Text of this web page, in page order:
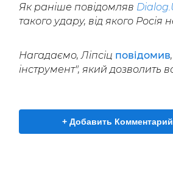
Як раніше повідомляв
такого удару, від якого Росія
Нагадаємо, Ліпсіц повідомив
інструмент", який дозволить
+ Добавить Комментарий